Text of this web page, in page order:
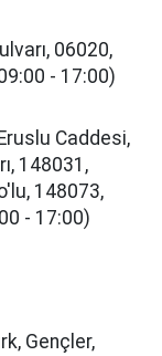
06020,
- 17:00)
Caddesi,
148031,
148073,
- 17:00)
Gençler,